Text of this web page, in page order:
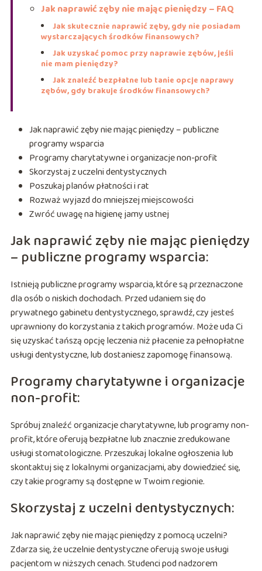
Jak naprawić zęby nie mając pieniędzy – FAQ
Jak skutecznie naprawić zęby, gdy nie posiadam
wystarczających środków finansowych?
Jak uzyskać pomoc przy naprawie zębów, jeśli
nie mam pieniędzy?
Jak znaleźć bezpłatne lub tanie opcje naprawy
zębów, gdy brakuje środków finansowych?
Jak naprawić zęby nie mając pieniędzy – publiczne
programy wsparcia
Programy charytatywne i organizacje non-profit
Skorzystaj z uczelni dentystycznych
Poszukaj planów płatności i rat
Rozważ wyjazd do mniejszej miejscowości
Zwróć uwagę na higienę jamy ustnej
Jak naprawić zęby nie mając pieniędzy
– publiczne programy wsparcia:
Istnieją publiczne programy wsparcia, które są przeznaczone
dla osób o niskich dochodach. Przed udaniem się do
prywatnego gabinetu dentystycznego, sprawdź, czy jesteś
uprawniony do korzystania z takich programów. Może uda Ci
się uzyskać tańszą opcję leczenia niż płacenie za pełnopłatne
usługi dentystyczne, lub dostaniesz zapomogę finansową.
Programy charytatywne i organizacje
non-profit:
Spróbuj znaleźć organizacje charytatywne, lub programy non-
profit, które oferują bezpłatne lub znacznie zredukowane
usługi stomatologiczne. Przeszukaj lokalne ogłoszenia lub
skontaktuj się z lokalnymi organizacjami, aby dowiedzieć się,
czy takie programy są dostępne w Twoim regionie.
Skorzystaj z uczelni dentystycznych:
Jak naprawić zęby nie mając pieniędzy z pomocą uczelni?
Zdarza się, że uczelnie dentystyczne oferują swoje usługi
pacjentom w niższych cenach. Studenci pod nadzorem